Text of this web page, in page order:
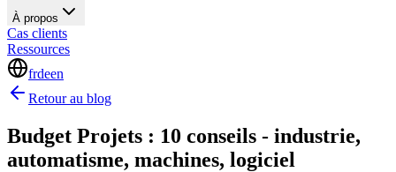
À propos
Cas clients
Ressources
frdeen
Retour au blog
Budget Projets : 10 conseils - industrie,
automatisme, machines, logiciel